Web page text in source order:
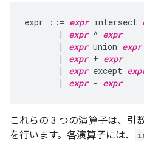
expr ::= expr intersect
       |
expr ^ expr
       |
expr union expr
       |
expr + expr
       |
expr except
       |
expr - expr
これらの 3 つの演算子は、引
を行います。各演算子には、